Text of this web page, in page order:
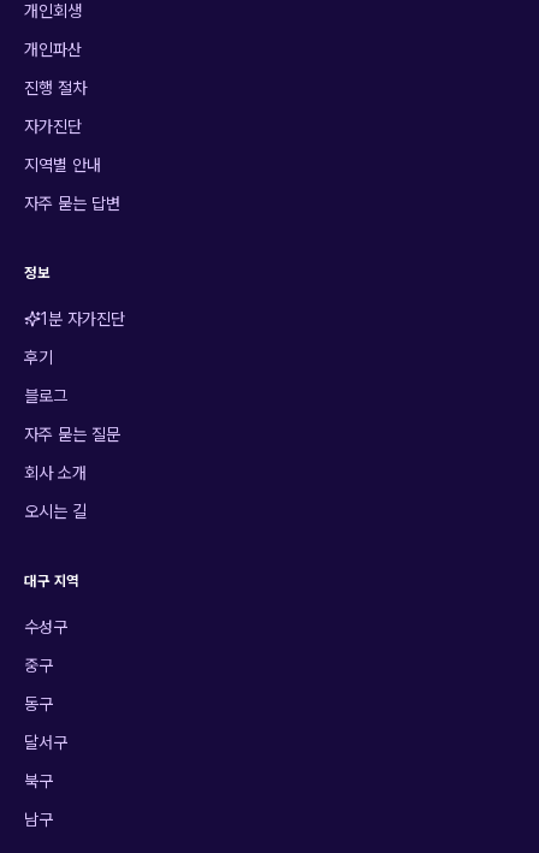
개인회생
개인파산
진행 절차
자가진단
지역별 안내
자주 묻는 답변
정보
1분 자가진단
후기
블로그
자주 묻는 질문
회사 소개
오시는 길
대구 지역
수성구
중구
동구
달서구
북구
남구